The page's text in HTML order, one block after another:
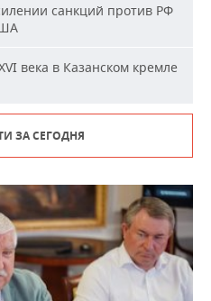
санкций против РФ
века в Казанском кремле
ЗА СЕГОДНЯ